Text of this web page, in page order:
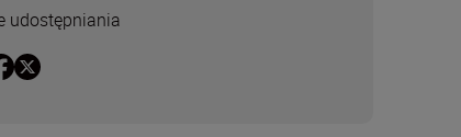
udostępniania